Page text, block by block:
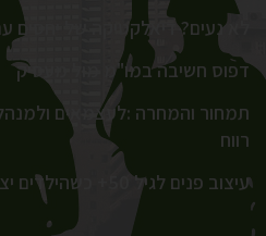
לא נעים? דיאלקטיקה של יחסים
דפוס חשיבה במו"מ מול מעסיק
תמחור והמחרה :לעצמאים
רווח
עיצוב פנים לגיל 50+ כשהילדים יצאו מהקן: השינוי הביתי